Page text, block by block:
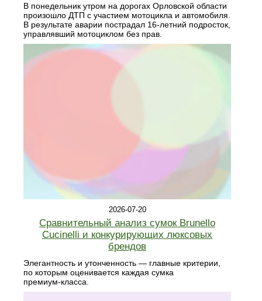
В понедельник утром на дорогах Орловской области
произошло ДТП с участием мотоцикла и автомобиля.
В результате аварии пострадал 16-летний подросток,
управлявший мотоциклом без прав.
2026-07-20
Сравнительный анализ сумок Brunello
Cucinelli и конкурирующих люксовых
брендов
Элегантность и утонченность — главные критерии,
по которым оценивается каждая сумка
премиум‑класса.